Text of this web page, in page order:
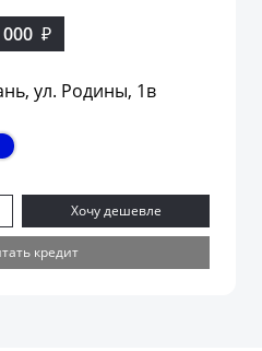
₽
ул. Родины, 1в
Хочу дешевле
кредит